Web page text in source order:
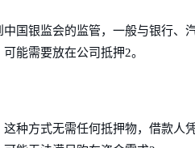
国银监会的监管，一般与银行、
能需要放在公司抵押2。
种方式无需任何抵押物，借款人